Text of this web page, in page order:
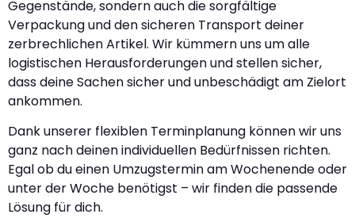
Gegenstände, sondern auch die sorgfältige
Verpackung und den sicheren Transport deiner
zerbrechlichen Artikel. Wir kümmern uns um alle
logistischen Herausforderungen und stellen sicher,
dass deine Sachen sicher und unbeschädigt am Zielort
ankommen.
Dank unserer flexiblen Terminplanung können wir uns
ganz nach deinen individuellen Bedürfnissen richten.
Egal ob du einen Umzugstermin am Wochenende oder
unter der Woche benötigst – wir finden die passende
Lösung für dich.